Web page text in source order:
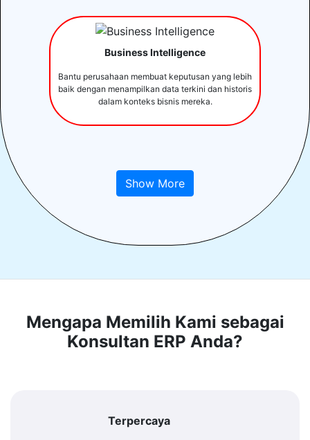
Business Intelligence
Bantu perusahaan membuat keputusan yang lebih
baik dengan menampilkan data terkini dan historis
dalam konteks bisnis mereka.
Show More
Mengapa Memilih Kami sebagai
Konsultan ERP Anda?
Terpercaya